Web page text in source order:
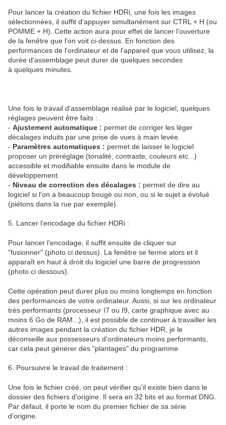
Pour lancer la création du fichier HDRi, une fois les images
sélectionnées, il suffit d'appuyer simultanément sur CTRL + H (ou
POMME + H). Cette action aura pour effet de lancer l'ouverture
de la fenêtre que l'on voit ci-dessus. En fonction des
performances de l'ordinateur et de l'appareil que vous utilisez, la
durée d'assemblage peut durer de quelques secondes
à quelques minutes.
Une fois le travail d'assemblage réalisé par le logiciel, quelques
réglages peuvent être faits :
- Ajustement automatique : permet de corriger les léger
décalages induits par une prise de vues à main levée.
- Paramètres automatiques : permet de laisser le logiciel
proposer un préréglage (tonalité, contraste, couleurs etc...)
accessible et modifiable ensuite dans le module de
développement.
- Niveau de correction des décalages : permet de dire au
logiciel si l'on a beaucoup bougé ou non, ou si le sujet a évolué
(piétons dans la rue par exemple).
5. Lancer l'encodage du fichier HDRi :
Pour lancer l'encodage, il suffit ensuite de cliquer sur
"fusionner" (photo ci dessus). La fenêtre se ferme alors et il
apparaît en haut à droit du logiciel une barre de progression
(photo ci dessous).
Cette opération peut durer plus ou moins longtemps en fonction
des performances de votre ordinateur. Aussi, si sur les ordinateur
très performants (processeur I7 ou I9, carte graphique avec au
moins 6 Go de RAM...), il est possible de continuer à travailler les
autres images pendant la création du fichier HDR, je le
déconseille aux possesseurs d'ordinateurs moins performants,
car cela peut générer des "plantages" du programme.
6. Poursuivre le travail de traitement :
Une fois le fichier créé, on peut vérifier qu'il existe bien dans le
dossier des fichiers d'origine. Il sera en 32 bits et au format DNG.
Par défaut, il porte le nom du premier fichier de sa série
d'origine.